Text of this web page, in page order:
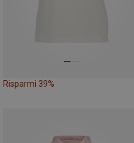
Risparmi 39%